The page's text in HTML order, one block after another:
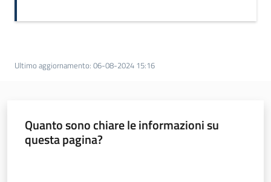
Ambiente
Novità
Ultimo aggiornamento: 06-08-2024 15:16
Quanto sono chiare le informazioni su
questa pagina?